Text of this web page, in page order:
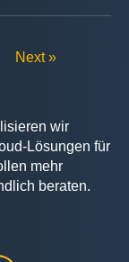
Next »
wir
Lösungen für
mehr
beraten.